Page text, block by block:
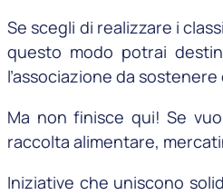
Se scegli di realizzare i
questo modo potrai
l’associazione da
Ma non finisce qui! Se
raccolta alimentare,
Iniziative che uniscono